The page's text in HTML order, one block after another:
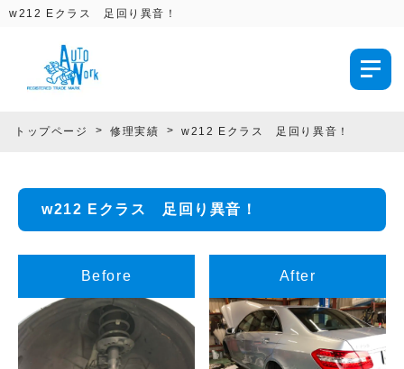
w212 Eクラス 足回り異音！
トップページ 修理実績 w212 Eクラス 足回り異音！
w212 Eクラス 足回り異音！
Before After